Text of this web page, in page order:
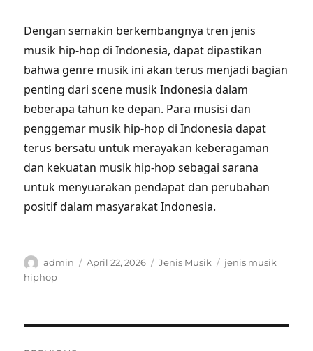
Dengan semakin berkembangnya tren jenis
musik hip-hop di Indonesia, dapat dipastikan
bahwa genre musik ini akan terus menjadi bagian
penting dari scene musik Indonesia dalam
beberapa tahun ke depan. Para musisi dan
penggemar musik hip-hop di Indonesia dapat
terus bersatu untuk merayakan keberagaman
dan kekuatan musik hip-hop sebagai sarana
untuk menyuarakan pendapat dan perubahan
positif dalam masyarakat Indonesia.
Author
admin
Posted
April 22, 2026 Categories
Jenis Musik Tags
jenis musik
hiphop